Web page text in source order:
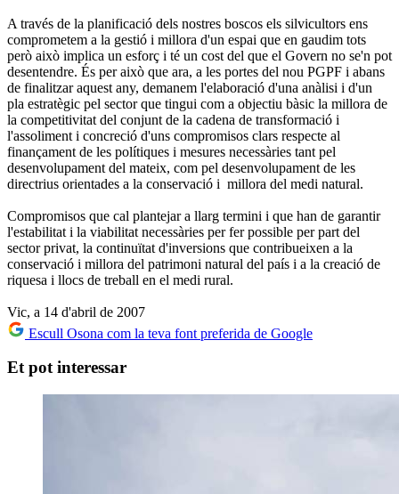
A través de la planificació dels nostres boscos els silvicultors ens
comprometem a la gestió i millora d'un espai que en gaudim tots
però això implica un esforç i té un cost del que el Govern no se'n pot
desentendre. És per això que ara, a les portes del nou PGPF i abans
de finalitzar aquest any, demanem l'elaboració d'una anàlisi i d'un
pla estratègic pel sector que tingui com a objectiu bàsic la millora de
la competitivitat del conjunt de la cadena de transformació i
l'assoliment i concreció d'uns compromisos clars respecte al
finançament de les polítiques i mesures necessàries tant pel
desenvolupament del mateix, com pel desenvolupament de les
directrius orientades a la conservació i millora del medi natural.
Compromisos que cal plantejar a llarg termini i que han de garantir
l'estabilitat i la viabilitat necessàries per fer possible per part del
sector privat, la continuïtat d'inversions que contribueixen a la
conservació i millora del patrimoni natural del país i a la creació de
riquesa i llocs de treball en el medi rural.
Vic, a 14 d'abril de 2007
Escull Osona com la teva font preferida de Google
Et pot interessar